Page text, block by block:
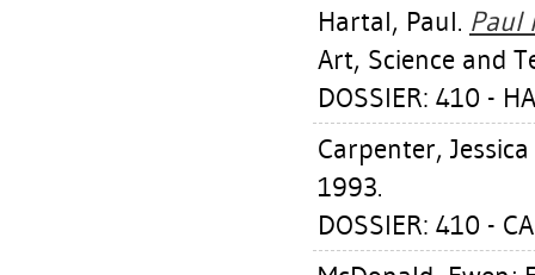
Hartal, Paul. Paul
Art, Science and
DOSSIER: 410 -
Carpenter, Jessica
1993.
DOSSIER: 410 -